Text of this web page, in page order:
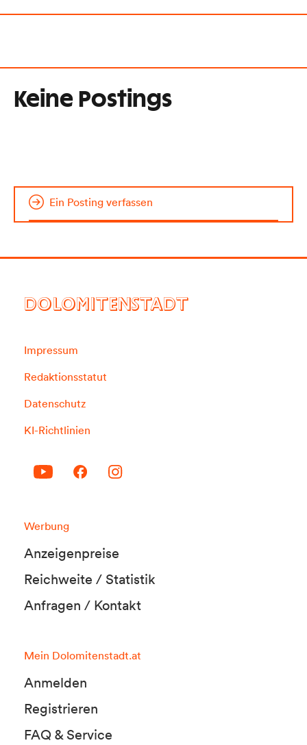
Keine Postings
Ein Posting verfassen
DOLOMITENSTADT
Impressum
Redaktionsstatut
Datenschutz
KI-Richtlinien
Werbung
Anzeigenpreise
Reichweite / Statistik
Anfragen / Kontakt
Mein Dolomitenstadt.at
Anmelden
Registrieren
FAQ & Service